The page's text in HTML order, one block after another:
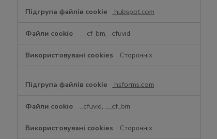
hubspot.com
__cf_bm, _cfuvid
Сторонніх
hsforms.com
_cfuvid, __cf_bm
Сторонніх